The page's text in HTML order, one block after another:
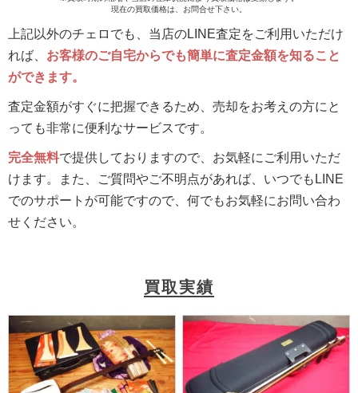
現在の買取価格は、お問合せ下さい。
上記以外のチェロでも、当店のLINE査定をご利用いただけ
れば、 お客様のご自宅からでも簡単に査定金額を知ること
ができます。
査定金額がすぐに把握できるため、売却をお考えの方にと
っても非常に便利なサービスです。
完全無料で提供しておりますので、お気軽にご利用いただ
けます。また、ご質問やご不明点があれば、いつでもLINE
でのサポートが可能ですので、何でもお気軽にお問い合わ
せください。
買取実績